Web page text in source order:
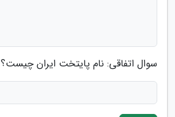
سوال اتفاقی: نام پایتخت ایران چیست؟